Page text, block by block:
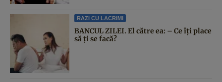
RAZI CU LACRIMI
BANCUL ZILEI. El către ea: – Ce îți place
să ți se facă?